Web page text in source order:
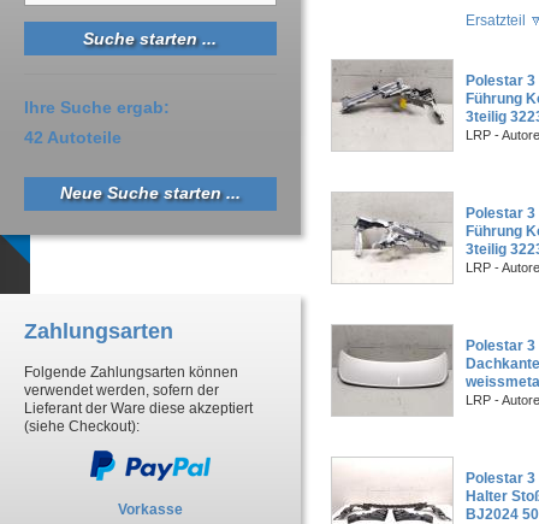
Ersatzteil
Polestar
Führung
3teilig
LRP -
Polestar
Führung
3teilig
LRP -
Polestar
LRP -
Polestar
Halter
BJ2024
Ihre Suche ergab:
42 Autoteile
Neue Suche starten ...
Zahlungsarten
Folgende Zahlungsarten können
verwendet werden, sofern der
Lieferant der Ware diese akzeptiert
(siehe Checkout):
Vorkasse